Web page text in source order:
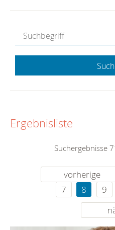
Ergebnisliste
Suchergebnisse
vorherige
7
8 9